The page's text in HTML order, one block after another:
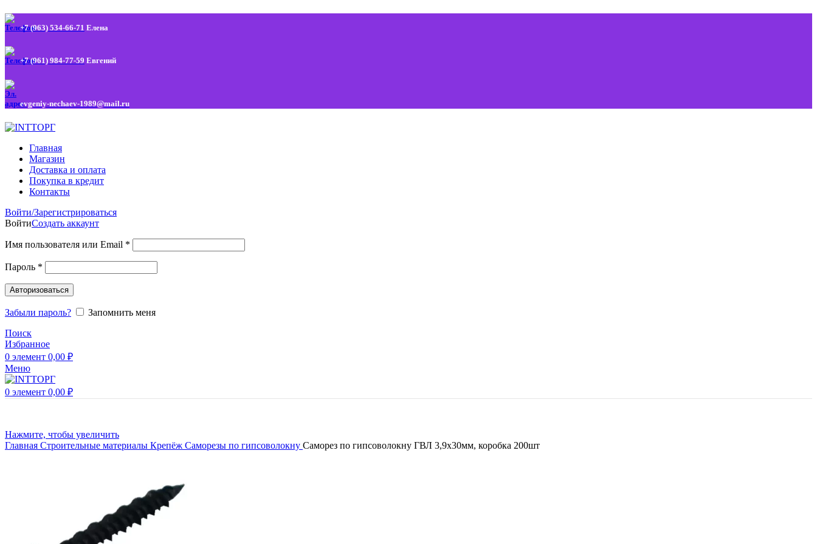
+7 (963) 534-66-71 Елена
+7 (961) 984-77-59 Евгений
evgeniy-nechaev-1989@mail.ru
Главная
Магазин
Доставка и оплата
Покупка в кредит
Контакты
Войти/Зарегистрироваться
ВойтиСоздать аккаунт
Имя пользователя или Email *
Пароль *
Авторизоваться
Забыли пароль?
Запомнить меня
Поиск
Избранное
0 элемент 0,00 ₽
Меню
0 элемент 0,00 ₽
Нажмите, чтобы увеличить
Главная Строительные материалы Крепёж Саморезы по гипсоволокну Саморез по гипсоволокну ГВЛ 3,9х30мм, коробка 200шт